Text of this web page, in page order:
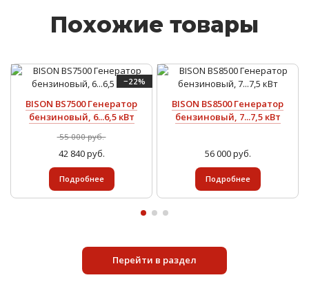
Мин. расход топлива
360 г/кВт.ч
Частота переменного
тока
50 Гц
Номинальное
напряжение
230 В/380 В
Размеры (ДхШхВ)
Похожие товары
−22%
BISON BS7500 Генератор
бензиновый, 6...6,5 кВт
55 000 руб.
42 840 руб.
Подробнее
BISON BS8500 Генератор
бензиновый, 7...7,5 кВт
56 000 руб.
Подробнее
Перейти в раздел